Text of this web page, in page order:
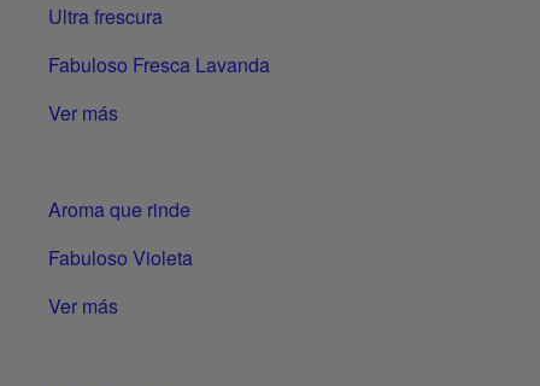
Ultra frescura
Fabuloso Fresca Lavanda
Ver más
Aroma que rinde
Fabuloso Violeta
Ver más